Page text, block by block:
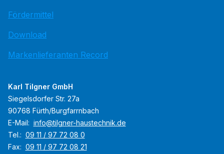
Fördermittel
Download
Markenlieferanten Record
Karl Tilgner GmbH
Siegelsdorfer Str. 27a
90768 Fürth/Burgfarrnbach
E-Mail: info@tilgner-haustechnik.de
Tel.: 09 11 / 97 72 08 0
Fax: 09 11 / 97 72 08 21